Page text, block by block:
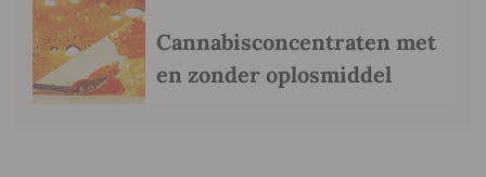
Cannabisconcentraten met
en zonder oplosmiddel